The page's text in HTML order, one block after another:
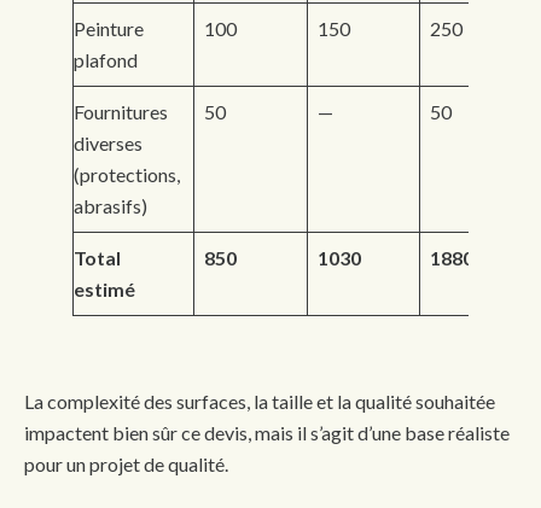
Peinture
plafond
100 150 250
Fournitures
diverses
(protections,
abrasifs)
50 — 50
Total
estimé
850 1030 1880
La complexité des surfaces, la taille et la qualité souhaitée
impactent bien sûr ce devis, mais il s’agit d’une base réaliste
pour un projet de qualité.